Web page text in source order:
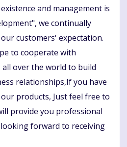
and management is
we continually
customers' expectation.
to cooperate with
over the world to build
relationships,If you have
products, Just feel free to
provide you professional
forward to receiving